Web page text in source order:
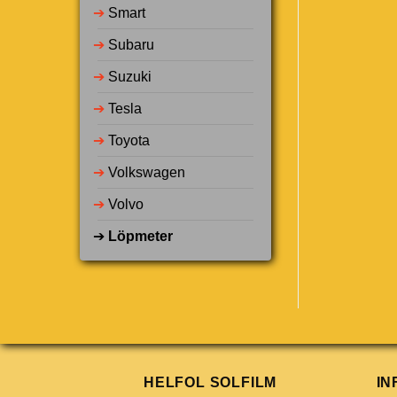
➔ Smart
➔ Subaru
➔ Suzuki
➔ Tesla
➔ Toyota
➔ Volkswagen
➔ Volvo
➔ Löpmeter
HELFOL SOLFILM